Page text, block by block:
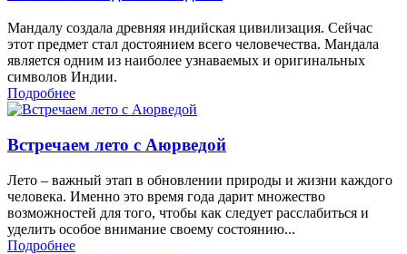
Мандалу создала древняя индийская цивилизация. Сейчас
этот предмет стал достоянием всего человечества. Мандала
является одним из наиболее узнаваемых и оригинальных
символов Индии.
Подробнее
Встречаем лето с Аюрведой
Лето – важный этап в обновлении природы и жизни каждого
человека. Именно это время года дарит множество
возможностей для того, чтобы как следует расслабиться и
уделить особое внимание своему состоянию...
Подробнее